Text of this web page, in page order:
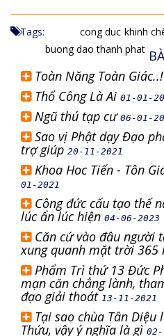
Tags: cong duc khinh
buong dao thanh phat
Toàn Năng Toàn Giác..!
Thổ Công Là Ai 01-01-
Ngũ thú tạp cư 06-01-
Sao vị Phật dạy Đạo
trợ giúp 20-11-2021
Khoa Hoc Tiến - Tôn
01-2021
Công đức cấu tạo thế
lúc ẩn lúc hiện 04-06-2023
Căn cứ vào đâu người
xung quanh mặt trời 365
Phẩm Trì thứ 13 Đức
mạn căn chẳng lành,
đạo giải thoát13-11-2021
Tại sao chùa Tân
Thứu, vậy ý nghĩa là gì 02-